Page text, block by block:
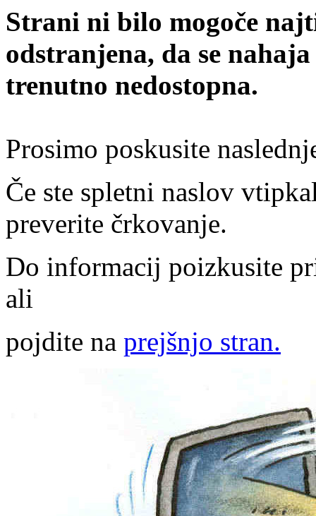
Strani ni bilo mogoče
odstranjena, da se
trenutno nedostopna.
Prosimo poskusite
Če ste spletni naslov
preverite črkovanje.
Do informacij poizkusite
ali
pojdite na prejšnjo stran.